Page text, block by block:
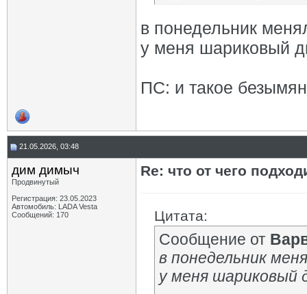
в понедельник
у меня шариковый
ПС: и такое
21.05.2026, 03:48
дим димыч
Продвинутый
Регистрация: 23.05.2023
Автомобиль: LADA Vesta
Сообщений: 170
Re: что от чего
Цитата:
Сообщение от
в понедельник
у меня шариковый